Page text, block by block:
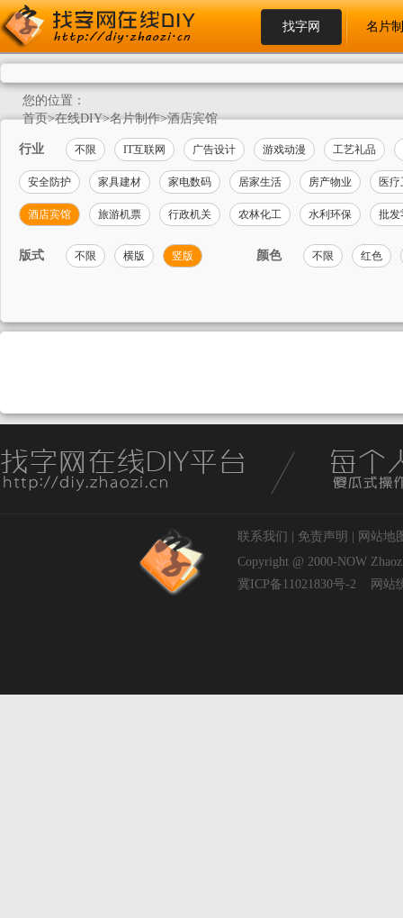
找字网 名片
您的位置：
首页>在线DIY>名片制作>酒店宾馆
行业 不限 IT互联网 广告设计 游戏动漫 工艺礼品
安全防护 家具建材 家电数码 居家生活 房产物业 医
酒店宾馆 旅游机票 行政机关 农林化工 水利环保 批发
版式 不限 横版 竖版 颜色 不限 红色
联系我们 免责声明
网站地
Copyright @ 2000-NOW
冀ICP备11021830号-2
网站